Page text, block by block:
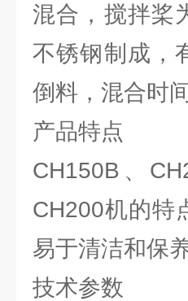
混合，搅拌桨
不锈钢制成，
倒料，混合时
产品特点
CH150B、
CH200机的特
易于清洁和保
技术参数